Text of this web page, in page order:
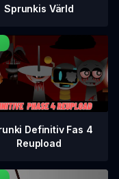
Sprunkis Värld
Definitiv Fas 4
Reupload